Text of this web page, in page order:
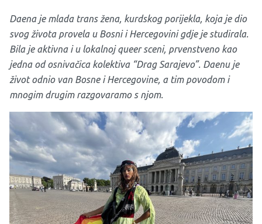
Daena je mlada trans žena, kurdskog porijekla, koja je dio
svog života provela u Bosni i Hercegovini gdje je studirala.
Bila je aktivna i u lokalnoj queer sceni, prvenstveno kao
jedna od osnivačica kolektiva “Drag Sarajevo”. Daenu je
život odnio van Bosne i Hercegovine, a tim povodom i
mnogim drugim razgovaramo s njom.